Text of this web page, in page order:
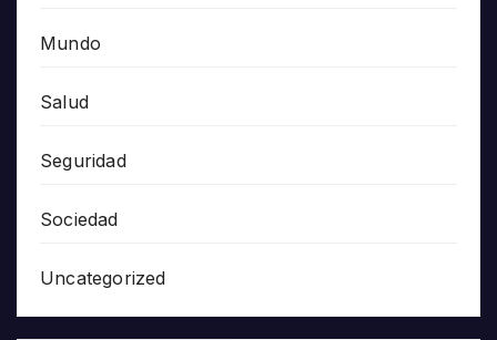
Mundo
Salud
Seguridad
Sociedad
Uncategorized